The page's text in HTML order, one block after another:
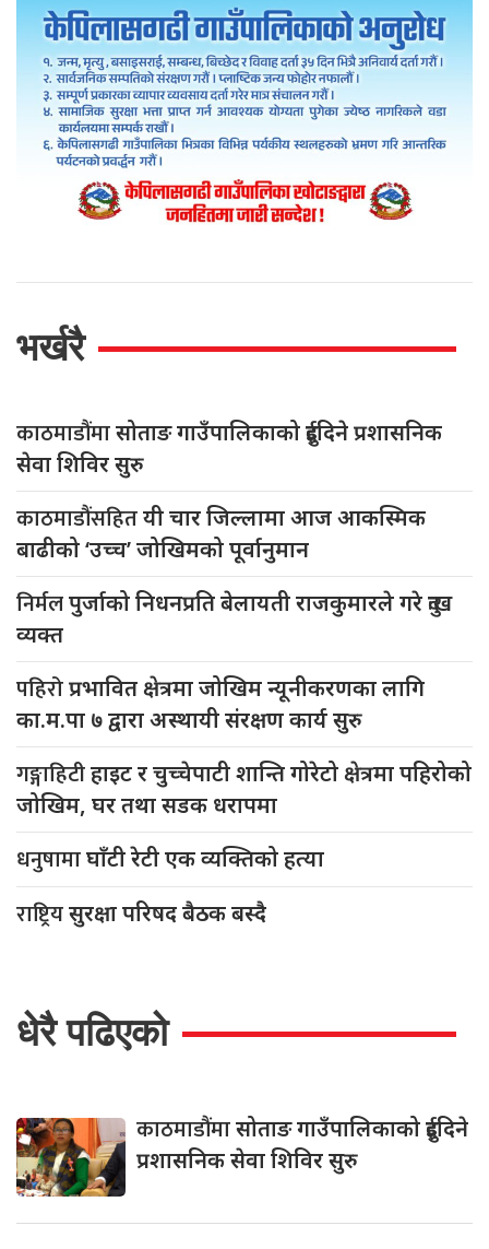
भर्खरै
काठमाडौंमासोताङ गाउँपालिकाको दुईदिने प्रशासनिक
सेवा शिविर सुरु
काठमाडौंसहितयी चार जिल्लामा आज आकस्मिक
बाढीको ‘उच्च’ जोखिमको पूर्वानुमान
निर्मलपुर्जाको निधनप्रति बेलायती राजकुमारले गरे दुःख
व्यक्त
पहिरोप्रभावित क्षेत्रमा जोखिम न्यूनीकरणका लागि
का.म.पा ७ द्वारा अस्थायी संरक्षण कार्य सुरु
गङ्गाहिटीहाइट र चुच्चेपाटी शान्ति गोरेटो क्षेत्रमा पहिरोको
जोखिम, घर तथा सडक धरापमा
धनुषामाघाँटी रेटी एक व्यक्तिको हत्या
राष्ट्रियसुरक्षा परिषद बैठक बस्दै
धेरै पढिएको
काठमाडौंमासोताङ गाउँपालिकाको दुईदिने
प्रशासनिक सेवा शिविर सुरु